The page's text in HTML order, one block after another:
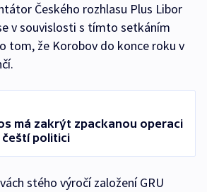
Českého rozhlasu Plus Libor
v souvislosti s tímto setkáním
tom, že Korobov do konce roku v
má zakrýt zpackanou operaci
čeští politici
stého výročí založení GRU